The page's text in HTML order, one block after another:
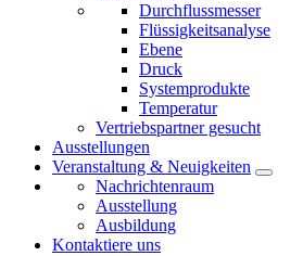
Durchflussmesser
Flüssigkeitsanalyse
Ebene
Druck
Systemprodukte
Temperatur
Vertriebspartner gesucht
Ausstellungen
Veranstaltung & Neuigkeiten
Nachrichtenraum
Ausstellung
Ausbildung
Kontaktiere uns